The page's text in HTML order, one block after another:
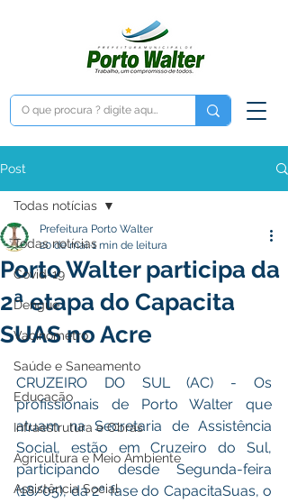
Post
Todas notícias
Covid-19
Dengue
Vacinômetro
Saúde e Saneamento
Educação
Infraestrutura e Obras
Agricultura e Meio Ambiente
Assistência Social
Todas notícias
Porto Walter participa da
2ª etapa do Capacita
SUAS no Acre
Prefeitura Porto Walter
20 de mai.1 min de leitura
CRUZEIRO DO SUL (AC) - Os
profissionais de Porto Walter que
atuam na Secretaria de Assistência
Social, estão em Cruzeiro do Sul,
participando desde Segunda-feira
(18/05), da 2ª fase do CapacitaSuas, o